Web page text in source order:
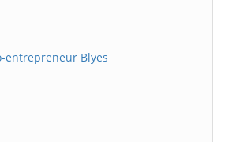
entrepreneur Blyes